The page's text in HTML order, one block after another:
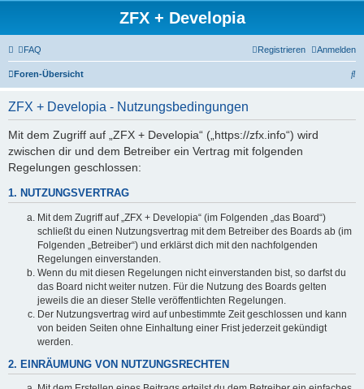
ZFX + Developia
FAQ Anmelden
Registrieren
Foren-Übersicht
S
ZFX + Developia - Nutzungsbedingungen
Mit dem Zugriff auf „ZFX + Developia“ („https://zfx.info“) wird
zwischen dir und dem Betreiber ein Vertrag mit folgenden
Regelungen geschlossen:
1. NUTZUNGSVERTRAG
Mit dem Zugriff auf „ZFX + Developia“ (im Folgenden „das Board“)
schließt du einen Nutzungsvertrag mit dem Betreiber des Boards ab (im
Folgenden „Betreiber“) und erklärst dich mit den nachfolgenden
Regelungen einverstanden.
Wenn du mit diesen Regelungen nicht einverstanden bist, so darfst du
das Board nicht weiter nutzen. Für die Nutzung des Boards gelten
jeweils die an dieser Stelle veröffentlichten Regelungen.
Der Nutzungsvertrag wird auf unbestimmte Zeit geschlossen und kann
von beiden Seiten ohne Einhaltung einer Frist jederzeit gekündigt
werden.
2. EINRÄUMUNG VON NUTZUNGSRECHTEN